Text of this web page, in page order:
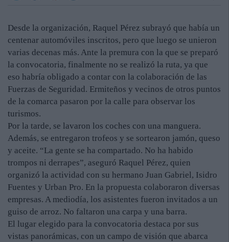
Desde la organización, Raquel Pérez subrayó que había un
centenar automóviles inscritos, pero que luego se unieron
varias decenas más. Ante la premura con la que se preparó
la convocatoria, finalmente no se realizó la ruta, ya que
eso habría obligado a contar con la colaboración de las
Fuerzas de Seguridad. Ermiteños y vecinos de otros puntos
de la comarca pasaron por la calle para observar los
turismos.
Por la tarde, se lavaron los coches con una manguera.
Además, se entregaron trofeos y se sortearon jamón, queso
y aceite. “La gente se ha compartado. No ha habido
trompos ni derrapes”, aseguró Raquel Pérez, quien
organizó la actividad con su hermano Juan Gabriel, Isidro
Fuentes y Urban Pro. En la propuesta colaboraron diversas
empresas. A mediodía, los asistentes fueron invitados a un
guiso de arroz. No faltaron una carpa y una barra.
El lugar elegido para la convocatoria destaca por sus
vistas panorámicas, con un campo de visión que abarca